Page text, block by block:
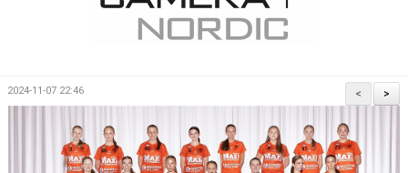
BILDGALLERI
>
<
2024-11-07 22:46